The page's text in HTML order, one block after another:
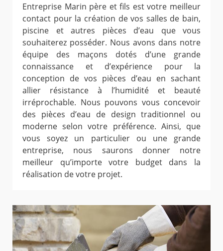
Entreprise Marin père et fils est votre meilleur
contact pour la création de vos salles de bain,
piscine et autres pièces d’eau que vous
souhaiterez posséder. Nous avons dans notre
équipe des maçons dotés d’une grande
connaissance et d’expérience pour la
conception de vos pièces d’eau en sachant
allier résistance à l’humidité et beauté
irréprochable. Nous pouvons vous concevoir
des pièces d’eau de design traditionnel ou
moderne selon votre préférence. Ainsi, que
vous soyez un particulier ou une grande
entreprise, nous saurons donner notre
meilleur qu’importe votre budget dans la
réalisation de votre projet.